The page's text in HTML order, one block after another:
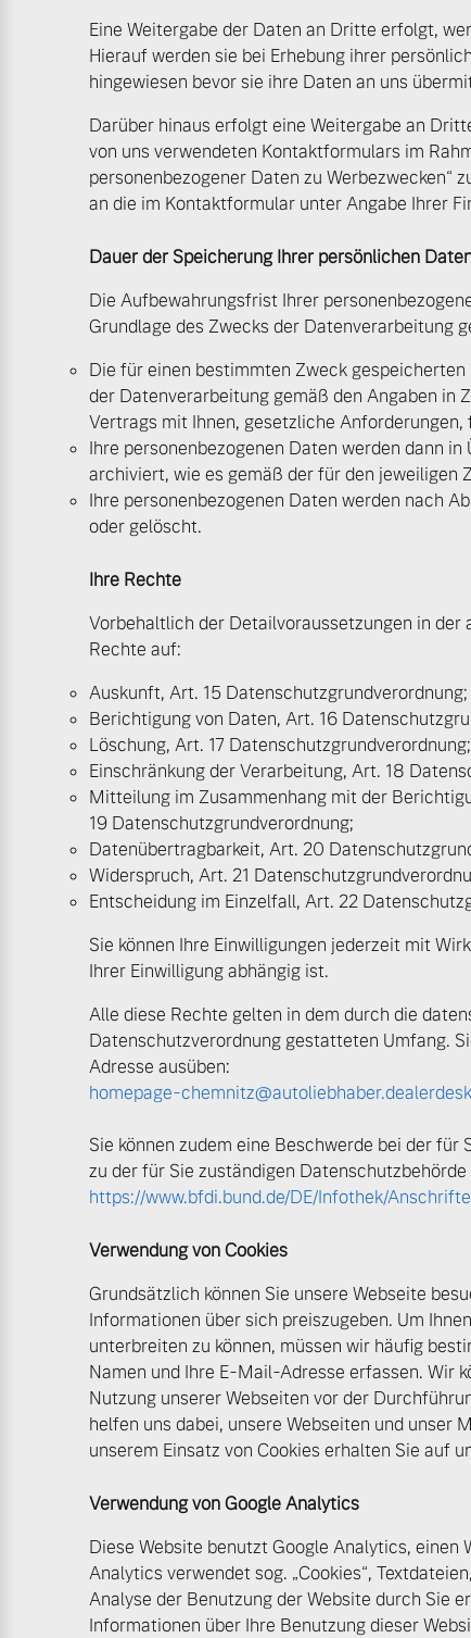
Mehr erfahren
Frühjahrscheck
Entdecken Sie unsere
Mehr erfahren
Finanzierung & Leasing
Versicherung
Eine Weitergabe der Daten an Dritte erfolgt,
Hierauf werden sie bei Erhebung ihrer
hingewiesen bevor sie ihre Daten an uns
Darüber hinaus erfolgt eine Weitergabe an
von uns verwendeten Kontaktformulars im
personenbezogener Daten zu
an die im Kontaktformular unter Angabe Ihrer
Dauer der Speicherung Ihrer persönlichen
Die Aufbewahrungsfrist Ihrer
Grundlage des Zwecks der Datenverarbeitung
Die für einen bestimmten Zweck
der Datenverarbeitung gemäß den Angaben
Vertrags mit Ihnen, gesetzliche
Ihre personenbezogenen Daten werden dann
archiviert, wie es gemäß der für den
Ihre personenbezogenen Daten werden nach
oder gelöscht.
Ihre Rechte
Vorbehaltlich der Detailvoraussetzungen in
Rechte auf:
Auskunft, Art. 15 Datenschutzgrundverordnung;
Berichtigung von Daten, Art. 16
Löschung, Art. 17 Datenschutzgrundverordnung;
Einschränkung der Verarbeitung, Art. 18
Mitteilung im Zusammenhang mit der
19 Datenschutzgrundverordnung;
Datenübertragbarkeit, Art. 20
Widerspruch, Art. 21
Entscheidung im Einzelfall, Art. 22
Sie können Ihre Einwilligungen jederzeit mit
Ihrer Einwilligung abhängig ist.
Alle diese Rechte gelten in dem durch die
Datenschutzverordnung gestatteten Umfang.
Adresse ausüben:
homepage-
Sie können zudem eine Beschwerde bei der
zu der für Sie zuständigen
https://www.bfdi.bund.de/DE/Infothek/
Verwendung von Cookies
Grundsätzlich können Sie unsere Webseite
Informationen über sich preiszugeben. Um
unterbreiten zu können, müssen wir häufig
Namen und Ihre E-Mail-Adresse erfassen. Wir
Nutzung unserer Webseiten vor der
helfen uns dabei, unsere Webseiten und unser
unserem Einsatz von Cookies erhalten Sie auf
Verwendung von Google Analytics
Diese Website benutzt Google Analytics, einen
Analytics verwendet sog. „Cookies“,
Analyse der Benutzung der Website durch Sie
Informationen über Ihre Benutzung dieser